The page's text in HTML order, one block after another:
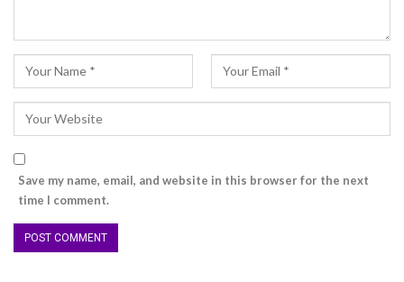
Save my name, email, and website in this browser for the next
time I comment.